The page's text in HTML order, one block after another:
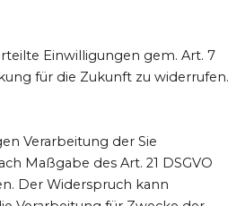
Einwilligungen gem. Art. 7
für die Zukunft zu widerrufen.
Verarbeitung der Sie
Maßgabe des Art. 21 DSGVO
Der Widerspruch kann